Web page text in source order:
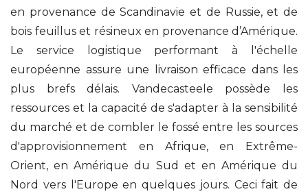
en provenance de Scandinavie et de Russie, et de
bois feuillus et résineux en provenance d’Amérique.
Le service logistique performant à l'échelle
européenne assure une livraison efficace dans les
plus brefs délais. Vandecasteele possède les
ressources et la capacité de s'adapter à la sensibilité
du marché et de combler le fossé entre les sources
d'approvisionnement en Afrique, en Extrême-
Orient, en Amérique du Sud et en Amérique du
Nord vers l'Europe en quelques jours. Ceci fait de